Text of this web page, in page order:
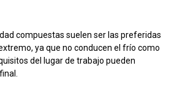
compuestas suelen ser las preferidas
ya que no conducen el frío como
del lugar de trabajo pueden